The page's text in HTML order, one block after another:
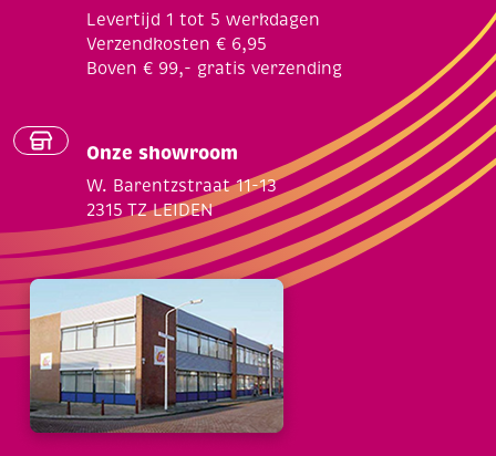
Levertijd 1 tot 5 werkdagen
Verzendkosten € 6,95
Boven € 99,- gratis verzending
Onze showroom
W. Barentzstraat 11-13
2315 TZ LEIDEN